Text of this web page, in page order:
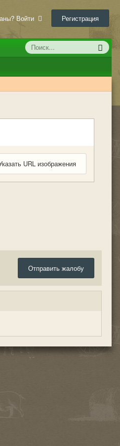
Войти Регистрация
URL изображения
Отправить жалобу